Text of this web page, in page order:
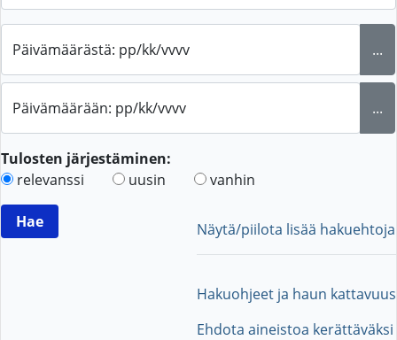
Päivämäärästä: pp/kk/vvvv ...
Päivämäärään: pp/kk/vvvv ...
Tulosten järjestäminen:
relevanssi
uusin vanhin
Näytä/piilota lisää hakuehtoja
Hakuohjeet ja haun kattavuus
Ehdota aineistoa kerättäväksi